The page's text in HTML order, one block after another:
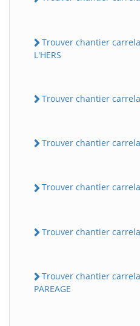
Trouver chantier
L'HERS
Trouver chantier
Trouver chantier
Trouver chantier
Trouver chantier
Trouver chantier
PAREAGE